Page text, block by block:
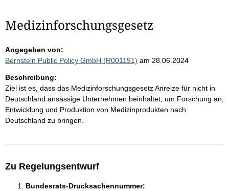
Medizinforschungsgesetz
Angegeben von:
Bernstein Public Policy GmbH (R001191) am 28.06.2024
Beschreibung:
Ziel ist es, dass das Medizinforschungsgesetz Anreize für nicht in
Deutschland ansässige Unternehmen beinhaltet, um Forschung an,
Entwicklung und Produktion von Medizinprodukten nach
Deutschland zu bringen.
Zu Regelungsentwurf
Bundesrats-Drucksachennummer: